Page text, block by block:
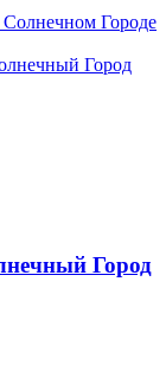
Городе
Город
Город